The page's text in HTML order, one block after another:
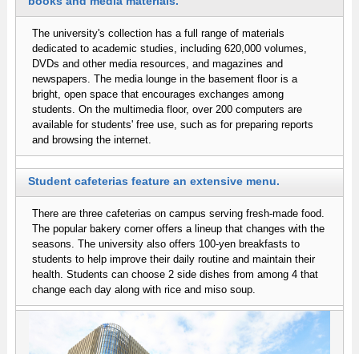
The university's collection has a full range of materials
dedicated to academic studies, including 620,000 volumes,
DVDs and other media resources, and magazines and
newspapers. The media lounge in the basement floor is a
bright, open space that encourages exchanges among
students. On the multimedia floor, over 200 computers are
available for students' free use, such as for preparing reports
and browsing the internet.
Student cafeterias feature an extensive menu.
There are three cafeterias on campus serving fresh-made food.
The popular bakery corner offers a lineup that changes with the
seasons. The university also offers 100-yen breakfasts to
students to help improve their daily routine and maintain their
health. Students can choose 2 side dishes from among 4 that
change each day along with rice and miso soup.